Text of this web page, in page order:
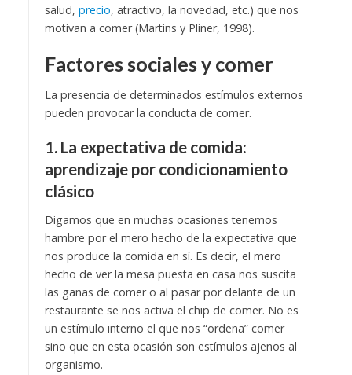
salud, precio, atractivo, la novedad, etc.) que nos
motivan a comer (Martins y Pliner, 1998).
Factores sociales y comer
La presencia de determinados estímulos externos
pueden provocar la conducta de comer.
1. La expectativa de comida:
aprendizaje por condicionamiento
clásico
Digamos que en muchas ocasiones tenemos
hambre por el mero hecho de la expectativa que
nos produce la comida en sí. Es decir, el mero
hecho de ver la mesa puesta en casa nos suscita
las ganas de comer o al pasar por delante de un
restaurante se nos activa el chip de comer. No es
un estímulo interno el que nos “ordena” comer
sino que en esta ocasión son estímulos ajenos al
organismo.